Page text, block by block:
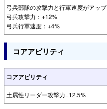
弓兵部隊の攻撃力と行軍速度がアップ
弓兵攻撃力：+12%
弓兵行軍速度：+4%
コアアビリティ
コアアビリティ
土属性リーダー攻撃力+12.5%